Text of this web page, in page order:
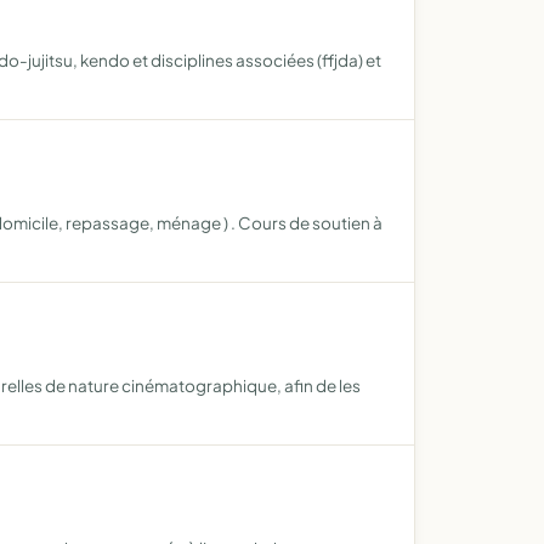
jujitsu, kendo et disciplines associées (ffjda) et
repassage, ménage ) . Cours de soutien à
de nature cinématographique, afin de les